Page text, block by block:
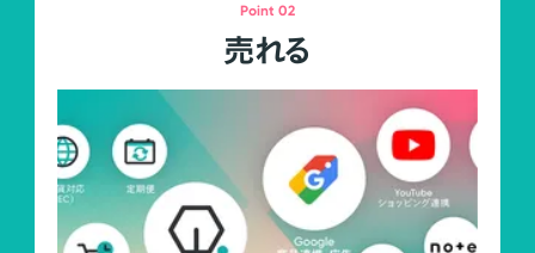
Point 02
売れる